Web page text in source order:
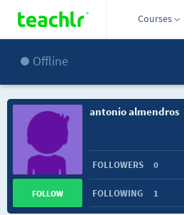
Courses
Offline
antonio almendros
FOLLOWERS 0
FOLLOWING 1
FOLLOW